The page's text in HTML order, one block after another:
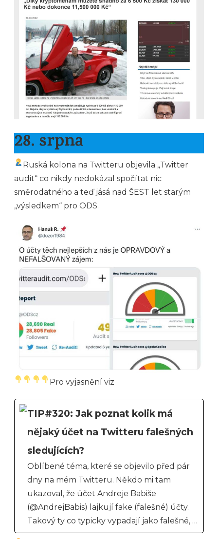
28. srpna
Ruská kolona na Twitteru objevila „Twitter
audit“ co nikdy nedokázal spočítat nic
směrodatného a teď jásá nad ŠEST let starým
„výsledkem“ pro ODS.
Pro vyjasnění viz
TIP#320: Jak poznat kolik má
nějaký účet na Twitteru falešných
sledujících?
Oblíbené téma, které se objevilo před pár
dny na mém Twitteru. Někdo mi tam
ukazoval, že účet Andreje Babiše
(@AndrejBabis) lajkují fake (falešné) účty.
Takový ty co typicky vypadají jako falešné, …